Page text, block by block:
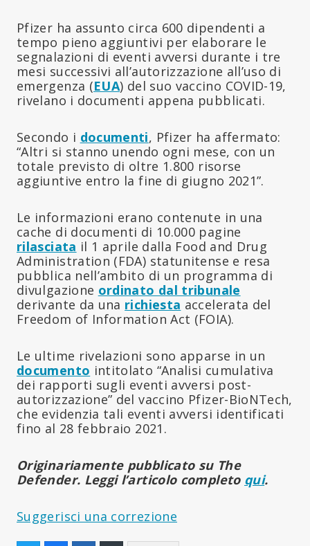
Pfizer ha assunto circa 600 dipendenti a
tempo pieno aggiuntivi per elaborare le
segnalazioni di eventi avversi durante i tre
mesi successivi all’autorizzazione all’uso di
emergenza (EUA) del suo vaccino COVID-19,
rivelano i documenti appena pubblicati.
Secondo i documenti, Pfizer ha affermato:
“Altri si stanno unendo ogni mese, con un
totale previsto di oltre 1.800 risorse
aggiuntive entro la fine di giugno 2021”.
Le informazioni erano contenute in una
cache di documenti di 10.000 pagine
rilasciata il 1 aprile dalla Food and Drug
Administration (FDA) statunitense e resa
pubblica nell’ambito di un programma di
divulgazione ordinato dal tribunale
derivante da una richiesta accelerata del
Freedom of Information Act (FOIA).
Le ultime rivelazioni sono apparse in un
documento intitolato “Analisi cumulativa
dei rapporti sugli eventi avversi post-
autorizzazione” del vaccino Pfizer-BioNTech,
che evidenzia tali eventi avversi identificati
fino al 28 febbraio 2021.
Originariamente pubblicato su The
Defender. Leggi l’articolo completo qui.
Suggerisci una correzione